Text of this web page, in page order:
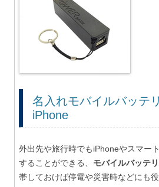
名入れモバイルバッテ
iPhone
外出先や旅行時でもiPhoneやスマー
することができる、 モバイルバッテ
帯しておけば停電や災害時などにも役